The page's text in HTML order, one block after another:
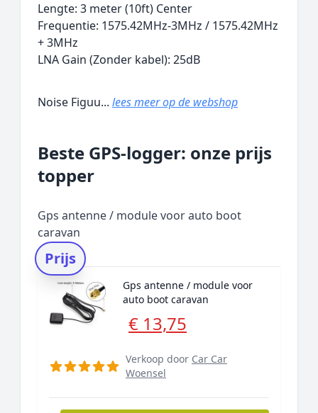
Lengte: 3 meter (10ft) Center
Frequentie: 1575.42MHz-3MHz / 1575.42MHz
+ 3MHz
LNA Gain (Zonder kabel): 25dB
Noise Figuu... lees meer op de webshop
Beste GPS-logger: onze prijs
topper
Gps antenne / module voor auto boot
caravan
Prijs
Gps antenne / module voor
auto boot caravan
€ 13,75
Verkoop door Car Car
Woensel